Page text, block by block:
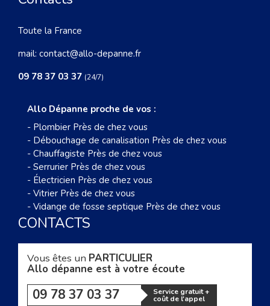
Toute la France
mail: contact@allo-depanne.fr
09 78 37 03 37 (24/7)
Allo Dépanne proche de vos :
- Plombier Près de chez vous
- Débouchage de canalisation Près de chez vous
- Chauffagiste Près de chez vous
- Serrurier Près de chez vous
- Électricien Près de chez vous
- Vitrier Près de chez vous
- Vidange de fosse septique Près de chez vous
CONTACTS
Vous êtes un PARTICULIER
Allo dépanne est à votre écoute
09 78 37 03 37 Service gratuit +
coût de l'appel